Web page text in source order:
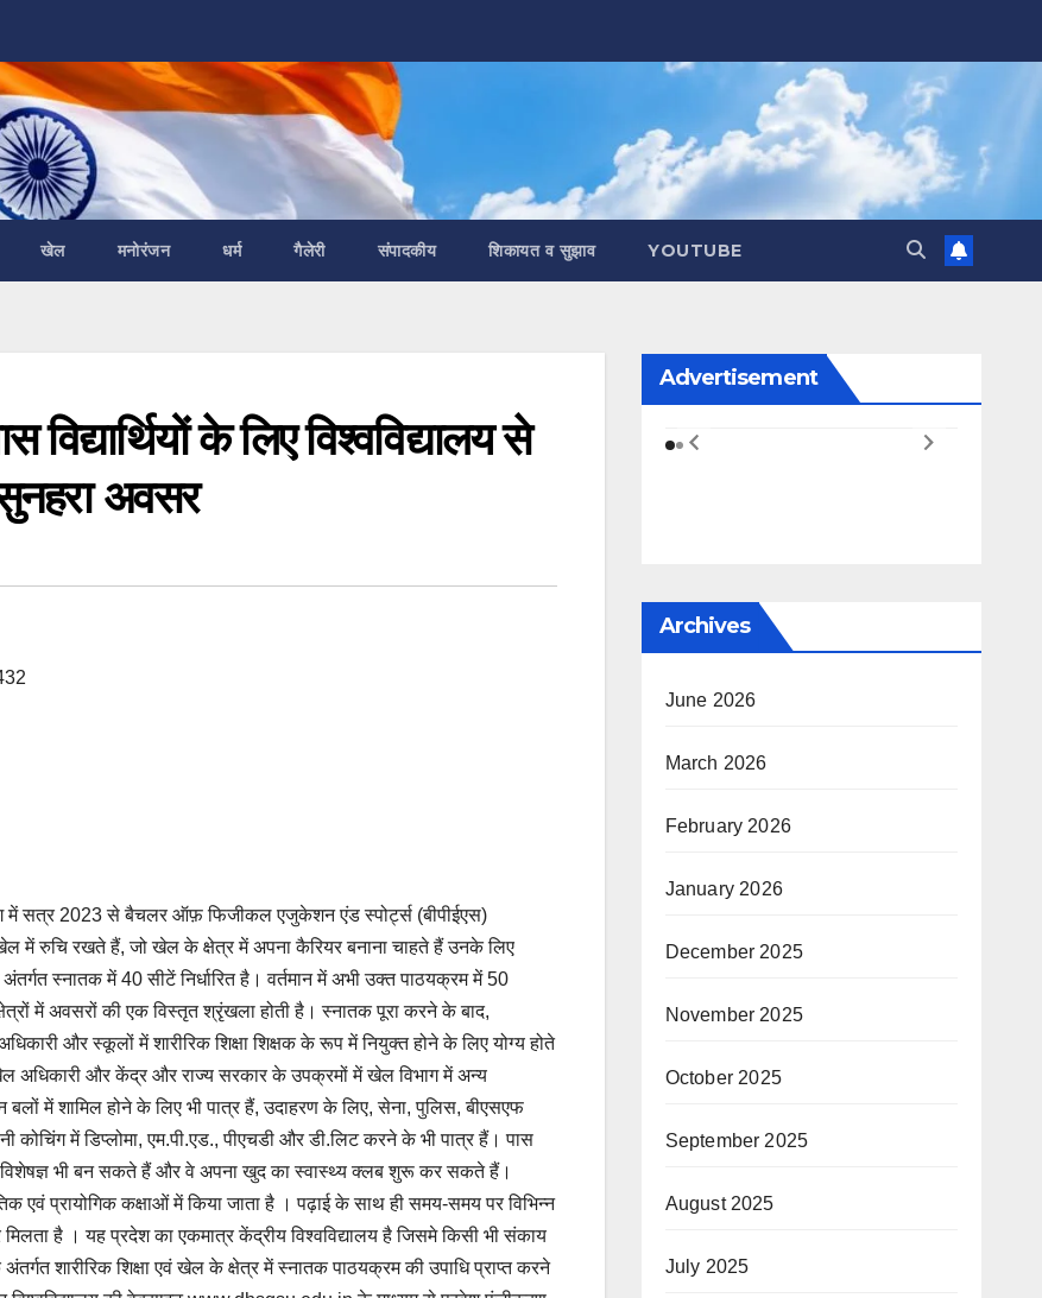
खेल मनोरंजन धर्म गैलेरी संपादकीय शिकायत व सुझाव YOUTUBE
के लिए विश्वविद्यालय से
अवसर
में सत्र 2023 से बैचलर ऑफ़ फिजीकल एजुकेशन एंड स्पोर्ट्स (बीपीईएस)
में रुचि रखते हैं, जो खेल के क्षेत्र में अपना कैरियर बनाना चाहते हैं उनके लिए
स्नातक में 40 सीटें निर्धारित है। वर्तमान में अभी उक्त पाठयक्रम में 50
में अवसरों की एक विस्तृत श्रृंखला होती है। स्नातक पूरा करने के बाद,
और स्कूलों में शारीरिक शिक्षा शिक्षक के रूप में नियुक्त होने के लिए योग्य होते
अधिकारी और केंद्र और राज्य सरकार के उपक्रमों में खेल विभाग में अन्य
बलों में शामिल होने के लिए भी पात्र हैं, उदाहरण के लिए, सेना, पुलिस, बीएसएफ
कोचिंग में डिप्लोमा, एम.पी.एड., पीएचडी और डी.लिट करने के भी पात्र हैं। पास
भी बन सकते हैं और वे अपना खुद का स्वास्थ्य क्लब शुरू कर सकते हैं।
एवं प्रायोगिक कक्षाओं में किया जाता है । पढ़ाई के साथ ही समय-समय पर विभिन्न
है । यह प्रदेश का एकमात्र केंद्रीय विश्वविद्यालय है जिसमे किसी भी संकाय
के अंतर्गत शारीरिक शिक्षा एवं खेल के क्षेत्र में स्नातक पाठयक्रम की उपाधि प्राप्त करने
Advertisement
Archives
June 2026
March 2026
February 2026
January 2026
December 2025
November 2025
October 2025
September 2025
August 2025
July 2025